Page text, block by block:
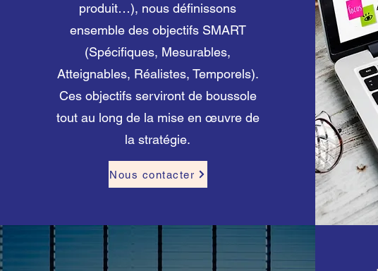
produit…), nous définissons
ensemble des objectifs SMART
(Spécifiques, Mesurables,
Atteignables, Réalistes, Temporels).
Ces objectifs serviront de boussole
tout au long de la mise en œuvre de
la stratégie.
Nous contacter